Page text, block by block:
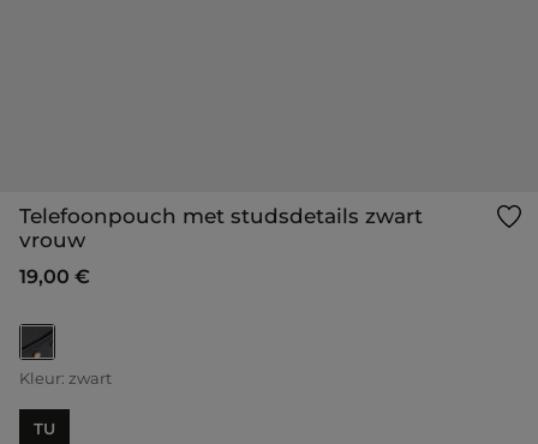
Telefoonpouch met studsdetails zwart
vrouw
19,00 €
geselecteerd
Kleur: zwart
TU